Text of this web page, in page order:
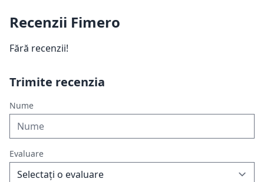
Recenzii Fimero
Fără recenzii!
Trimite recenzia
Nume
Evaluare